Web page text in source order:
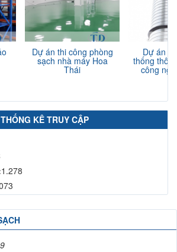
Dự án thi công phòng
sạch nhà máy Hoa
Thái
Dự án
thống
công
THỐNG KÊ TRUY CẬP
1.278